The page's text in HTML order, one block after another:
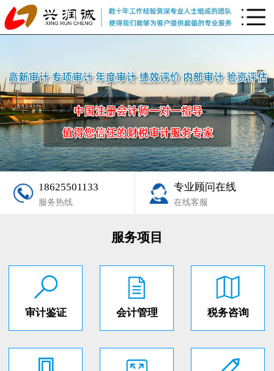
18625501133
服务热线
专业顾问在线
在线客服
服务项目
审计鉴证 会计管理 税务咨询